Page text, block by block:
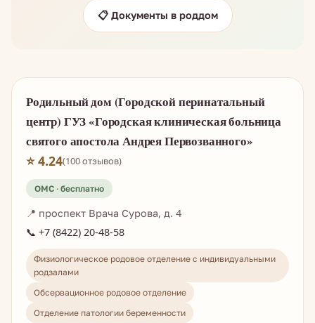
📋 Документы в роддом
Родильный дом (Городской перинатальный
центр) ГУЗ «Городская клиническая больница
святого апостола Андрея Первозванного»
⭐ 4.24(100 отзывов)
📍 проспект Врача Сурова, д. 4
📞 +7 (8422) 20-48-58
Физиологическое родовое отделение с индивидуальными
родзалами
Обсервационное родовое отделение
Отделение патологии беременности